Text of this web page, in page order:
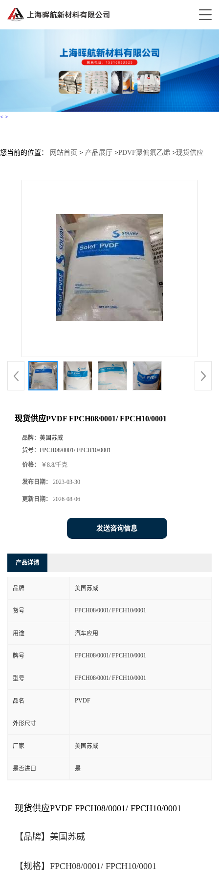
< >
您当前的位置： 网站首页 > 产品展厅 >PDVF聚偏氟乙烯 >现货供应
现货供应PVDF FPCH08/0001/ FPCH10/0001
品牌： 美国苏威
货号： FPCH08/0001/ FPCH10/0001
价格： ￥8.8/千克
发布日期： 2023-03-30
更新日期： 2026-08-06
发送咨询信息
产品详请
品牌 美国苏威
货号 FPCH08/0001/ FPCH10/0001
用途 汽车应用
牌号 FPCH08/0001/ FPCH10/0001
型号 FPCH08/0001/ FPCH10/0001
品名 PVDF
外形尺寸
厂家 美国苏威
是否进口 是
现货供应PVDF FPCH08/0001/ FPCH10/0001
【品牌】 美国苏威
【规格】FPCH08/0001/ FPCH10/0001